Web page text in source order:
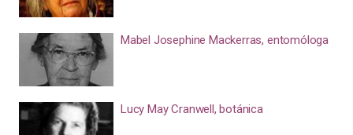
Mabel Josephine Mackerras, entomóloga
Lucy May Cranwell, botánica